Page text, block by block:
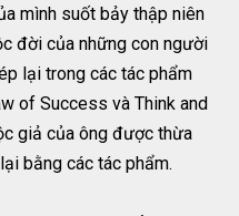
mình suốt bảy thập niên
đời của những con người
lại trong các tác phẩm
of Success và Think and
giả của ông được thừa
bằng các tác phẩm.